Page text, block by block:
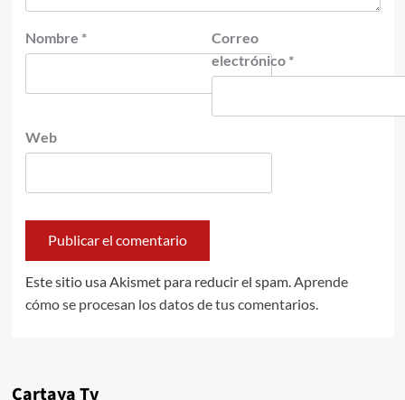
Nombre *
Correo
electrónico *
Web
Este sitio usa Akismet para reducir el spam. Aprende
cómo se procesan los datos de tus comentarios.
Cartaya Tv